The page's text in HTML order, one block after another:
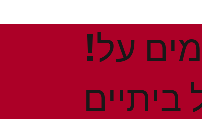
!הנחות ומבצעים חמים על